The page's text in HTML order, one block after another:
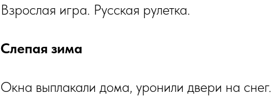
Взрослая игра. Русская рулетка.
Слепая зима
Окна выплакали дома, уронили двери на снег.